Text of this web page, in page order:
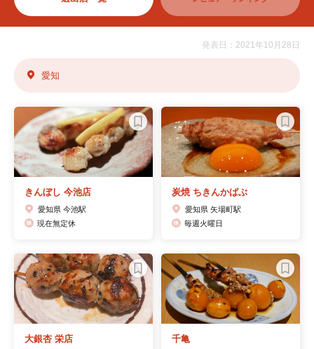
発表日：2021年10月28日
愛知
きんぼし 今池店
愛知県 今池駅
現在無定休
炭焼 ちきんかばぶ
愛知県 矢場町駅
毎週火曜日
大銀杏 栄店 千亀